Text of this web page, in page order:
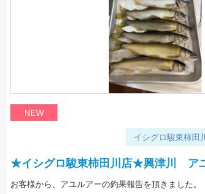
NEW
イシグロ駿東柿田
★イシグロ駿東柿田川店★興津川 ア
お客様から、アユルアーの釣果報告を頂きました。